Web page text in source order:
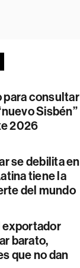
para consultar
Sisbén”
2026
se debilita en
tiene la
del mundo
exportador
barato,
que no dan